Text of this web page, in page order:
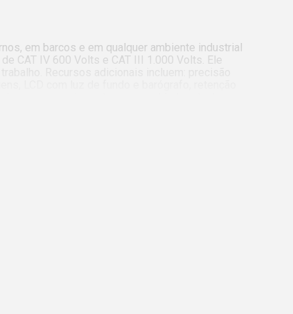
em barcos e em qualquer ambiente industrial
CAT IV 600 Volts e CAT III 1.000 Volts. Ele
9 v.